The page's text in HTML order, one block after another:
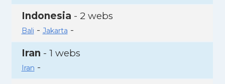
Indonesia - 2 webs
Bali - Jakarta -
Iran - 1 webs
Iran -